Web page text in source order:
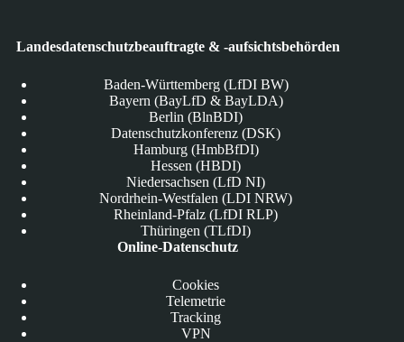
Landesdatenschutzbeauftragte & -aufsichtsbehörden
Baden-Württemberg (LfDI BW)
Bayern (BayLfD & BayLDA)
Berlin (BlnBDI)
Datenschutzkonferenz (DSK)
Hamburg (HmbBfDI)
Hessen (HBDI)
Niedersachsen (LfD NI)
Nordrhein-Westfalen (LDI NRW)
Rheinland-Pfalz (LfDI RLP)
Thüringen (TLfDI)
Online-Datenschutz
Cookies
Telemetrie
Tracking
VPN